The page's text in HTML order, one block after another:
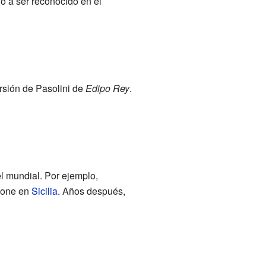
de Pasolini deEdipo Rey.
mundial. Por ejemplo,
en Sicilia. Años después,